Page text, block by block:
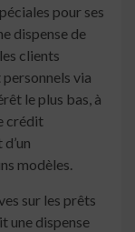
pour ses
dispense de
clients
via
le plus bas, à
crédit
modèles.
sur les prêts
une dispense